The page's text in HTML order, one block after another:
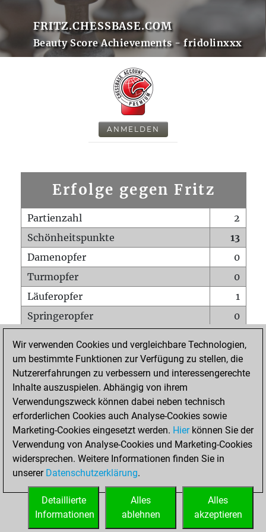
FRITZ.CHESSBASE.COM
Beauty Score Achievements - fridolinxxx
ANMELDEN
Erfolge gegen Fritz
Partienzahl
2
Schönheitspunkte
13
Damenopfer
0
Turmopfer
0
Läuferopfer
1
Springeropfer
0
Matt auf vollem Brett
0
Bauer setzt Matt
0
Erstickte Matts
Unterverwandlungen
Türme auf der siebten
0
STARTSEITE
Wir verwenden Cookies und vergleichbare Technologien,
um bestimmte Funktionen zur Verfügung zu stellen, die
Nutzererfahrungen zu verbessern und interessengerechte
Inhalte auszuspielen. Abhängig von ihrem
Verwendungszweck können dabei neben technisch
erforderlichen Cookies auch Analyse-Cookies sowie
Marketing-Cookies eingesetzt werden. Hierkönnen Sie der
Verwendung von Analyse-Cookies und Marketing-Cookies
widersprechen. Weitere Informationen finden Sie in
unserer Datenschutzerklärung.
Alles
akzeptieren
Alles
ablehnen
Detaillierte
Informationen